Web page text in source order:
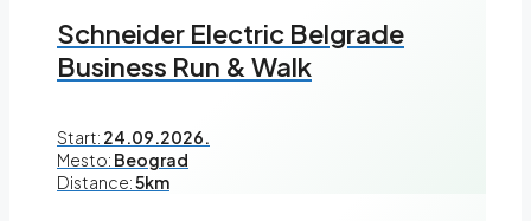
Schneider Electric Belgrade
Business Run & Walk
Start: 24.09.2026.
Mesto: Beograd
Distance:5km